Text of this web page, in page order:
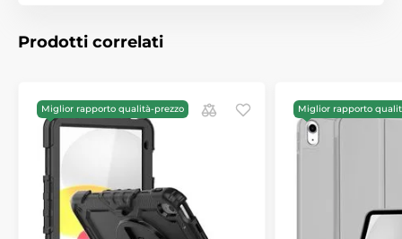
Facile montaggio e smontaggio
1x TechProtect SmartCase
Prodotti correlati
Miglior rapporto qualità-prezzo Miglior rapporto